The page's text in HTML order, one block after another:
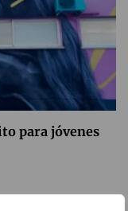
para jóvenes